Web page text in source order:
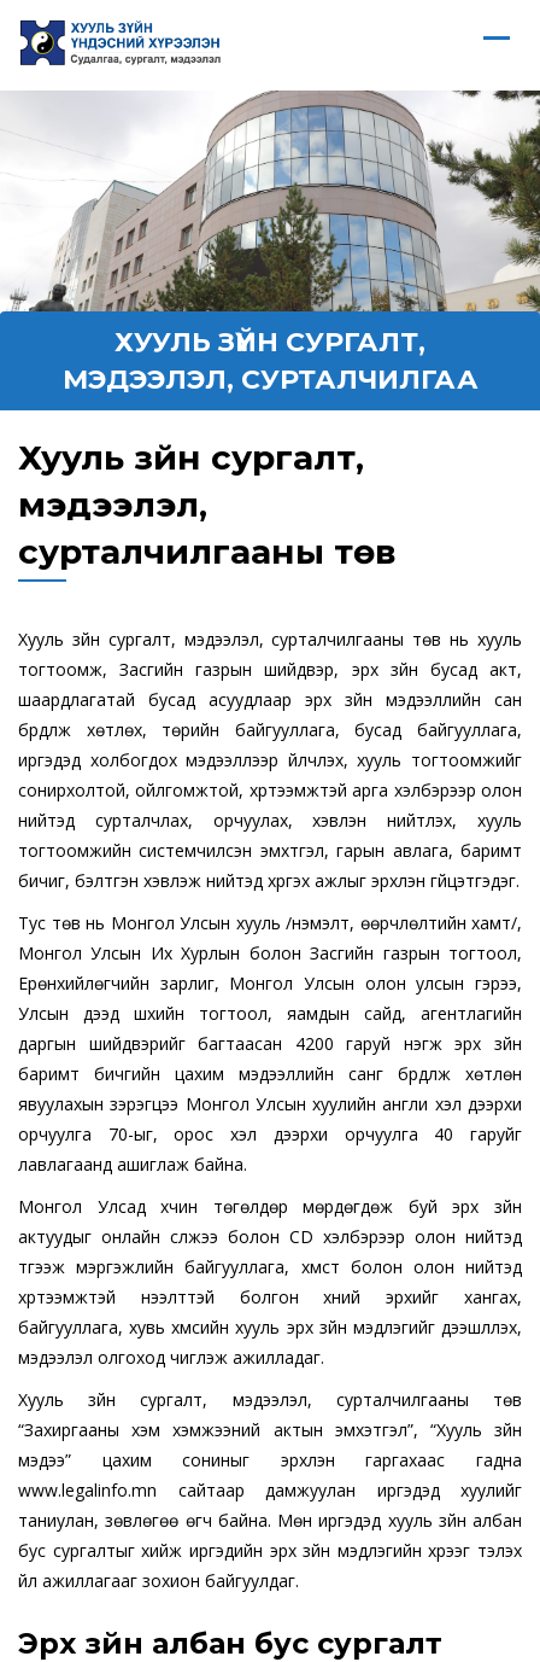
ХУУЛЬ ЗҮЙН СУРГАЛТ,
МЭДЭЭЛЭЛ, СУРТАЛЧИЛГАА
Хууль зүйн сургалт,
мэдээлэл,
сурталчилгааны төв
Хууль зүйн сургалт, мэдээлэл, сурталчилгааны төв нь хууль
тогтоомж, Засгийн газрын шийдвэр, эрх зүйн бусад акт,
шаардлагатай бусад асуудлаар эрх зүйн мэдээллийн сан
бүрдүүлж хөтлөх, төрийн байгууллага, бусад байгууллага,
иргэдэд холбогдох мэдээллээр үйлчлэх, хууль тогтоомжийг
сонирхолтой, ойлгомжтой, хүртээмжтэй арга хэлбэрээр олон
нийтэд сурталчлах, орчуулах, хэвлэн нийтлэх, хууль
тогтоомжийн системчилсэн эмхтгэл, гарын авлага, баримт
бичиг, бэлтгэн хэвлэж нийтэд хүргэх ажлыг эрхлэн гүйцэтгэдэг.
Тус төв нь Монгол Улсын хууль /нэмэлт, өөрчлөлтийн хамт/,
Монгол Улсын Их Хурлын болон Засгийн газрын тогтоол,
Ерөнхийлөгчийн зарлиг, Монгол Улсын олон улсын гэрээ,
Улсын дээд шүүхийн тогтоол, яамдын сайд, агентлагийн
даргын шийдвэрийг багтаасан 4200 гаруй нэгж эрх зүйн
баримт бичгийн цахим мэдээллийн санг бүрдүүлж хөтлөн
явуулахын зэрэгцээ Монгол Улсын хуулийн англи хэл дээрхи
орчуулга 70-ыг, орос хэл дээрхи орчуулга 40 гаруйг
лавлагаанд ашиглаж байна.
Монгол Улсад хүчин төгөлдөр мөрдөгдөж буй эрх зүйн
актуудыг онлайн сүлжээ болон CD хэлбэрээр олон нийтэд
түгээж мэргэжлийн байгууллага, хүмүүст болон олон нийтэд
хүртээмжтэй нээлттэй болгон хүний эрхийг хангах,
байгууллага, хувь хүмүүсийн хууль эрх зүйн мэдлэгийг дээшлүүлэх,
мэдээлэл олгоход чиглэж ажилладаг.
Хууль зүйн сургалт, мэдээлэл, сурталчилгааны төв
“Захиргааны хэм хэмжээний актын эмхэтгэл”, “Хууль зүйн
мэдээ” цахим сониныг эрхлэн гаргахаас гадна
www.legalinfo.mn сайтаар дамжуулан иргэдэд хуулийг
таниулан, зөвлөгөө өгч байна. Мөн иргэдэд хууль зүйн албан
бус сургалтыг хийж иргэдийн эрх зүйн мэдлэгийн хүрээг тэлэх
үйл ажиллагааг зохион байгуулдаг.
Эрх зүйн албан бус сургалт